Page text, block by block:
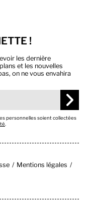
!
les dernière
et les nouvelles
on ne vous envahira
personnelles soient collectées
Mentions légales